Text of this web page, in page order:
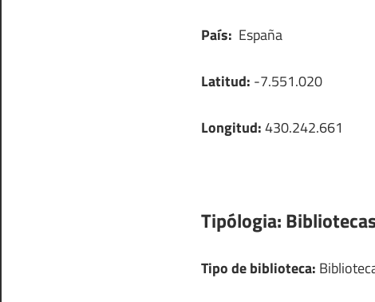
País: España
Latitud: -7.551.020
Longitud:430.242.661
Tipólogia:
Tipo de biblioteca: